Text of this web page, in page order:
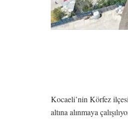
Kocaeli’nin Körfez
altına alınmaya